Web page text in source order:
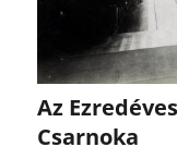
Az
Csarnoka